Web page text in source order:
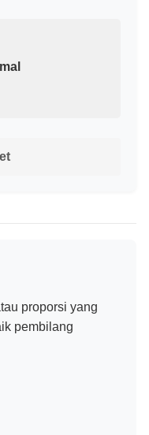
proporsi yang
pembilang